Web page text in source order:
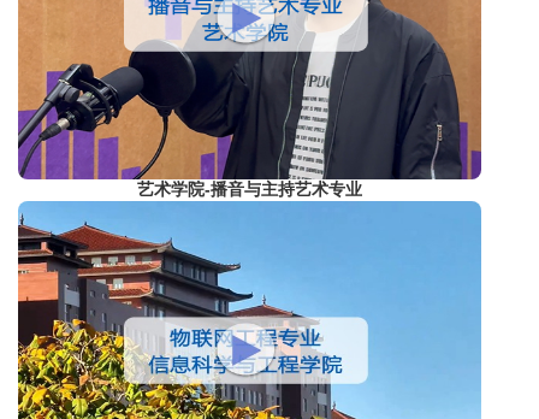
艺术学院-播音与主持艺术专业